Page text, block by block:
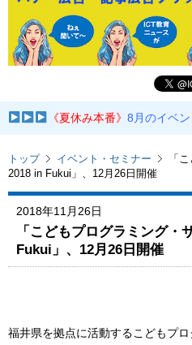
《夏休み本番》8月のイベ
トップ イベント・セミナー
「
2018 in Fukui」、12月26日開催
2018年11月26日
「こどもプログラミング・
Fukui」、12月26日開催
福井県を拠点に活動するこどもプ